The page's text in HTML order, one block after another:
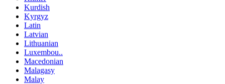
Kurdish
Kyrgyz
Latin
Latvian
Lithuanian
Luxembou..
Macedonian
Malagasy
Malay